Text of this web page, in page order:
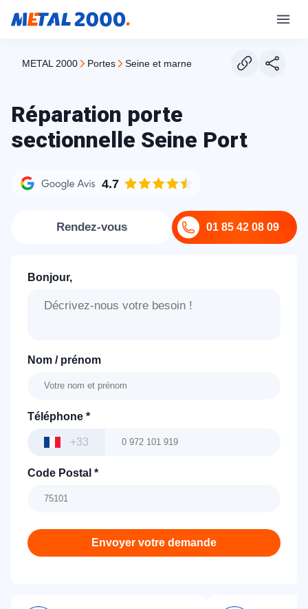
METAL 2000 portes seine et marne
Réparation porte
sectionnelle Seine Port
4.7
01 85 42 08 09
Rendez-vous
Bonjour,
Nom / prénom
Téléphone *
+33
Code Postal *
Envoyer votre demande